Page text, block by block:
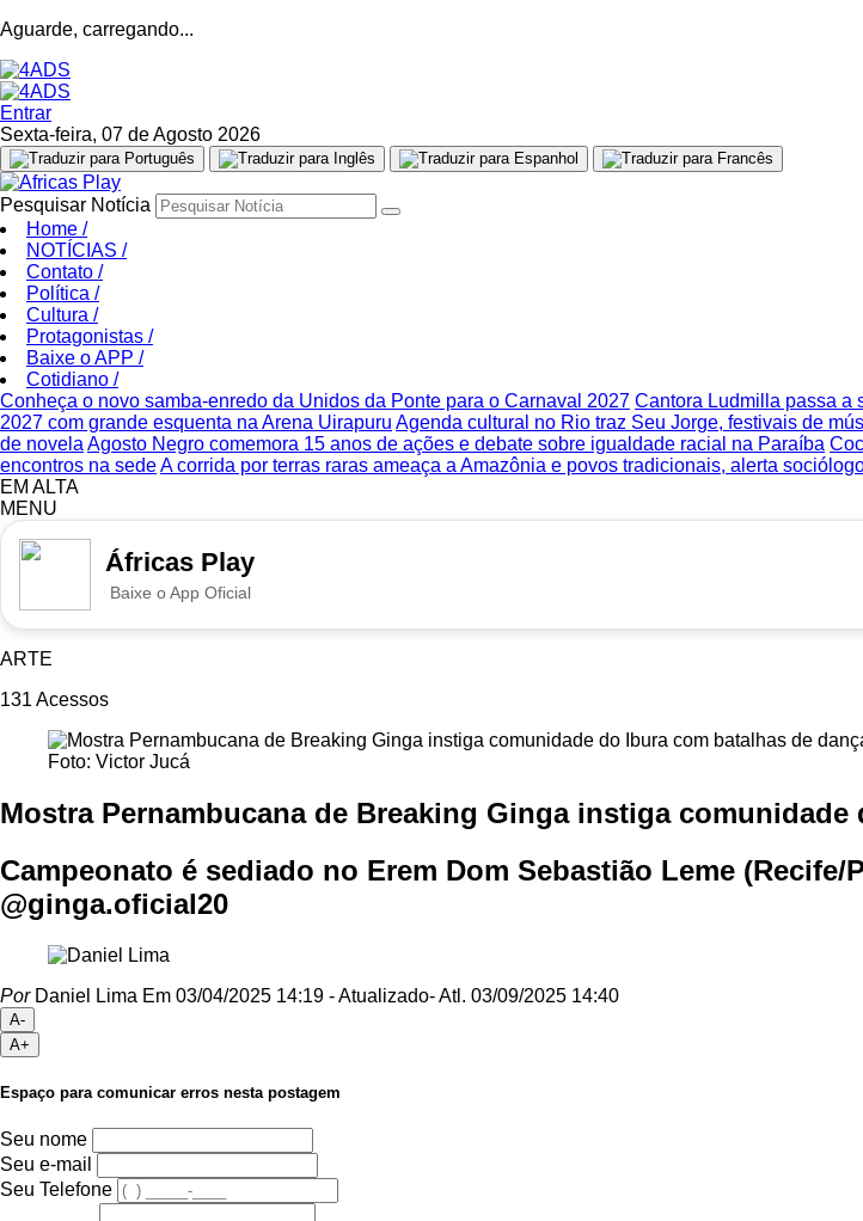
Aguarde, carregando...
Entrar
Sexta-feira, 07 de Agosto 2026
Pesquisar Notícia
Home /
NOTÍCIAS /
Contato /
Política /
Cultura /
Protagonistas /
Baixe o APP /
Cotidiano /
Conheça o novo samba-enredo da Unidos da Ponte para o Carnaval 2027 Cantora Ludmilla passa a
2027 com grande esquenta na Arena Uirapuru Agenda cultural no Rio traz Seu Jorge, festivais de
de novela Agosto Negro comemora 15 anos de ações e debate sobre igualdade racial na Paraíba
encontros na sedeA corrida por terras raras ameaça a Amazônia e povos tradicionais, alerta
EM ALTA
MENU
Áfricas Play
Baixe o App Oficial
ARTE
131 Acessos
Foto: Victor Jucá
Mostra Pernambucana de Breaking Ginga instiga
Campeonato é sediado no Erem Dom Sebastião Leme
@ginga.oficial20
PorDaniel Lima Em 03/04/2025 14:19 - Atualizado- Atl. 03/09/2025 14:40
A-
A+
Espaço para comunicar erros nesta postagem
Seu nome
Seu e-mail
Seu Telefone